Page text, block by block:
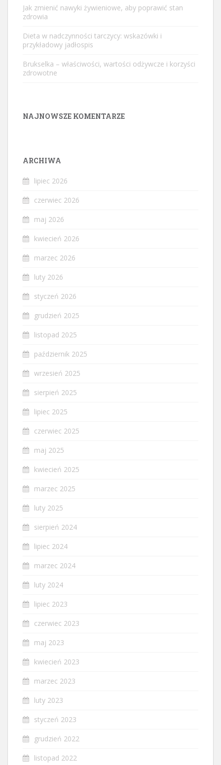
Jak zmienić nawyki żywieniowe, aby poprawić stan
zdrowia
Dieta w nadczynności tarczycy: wskazówki i
przykładowy jadłospis
Brukselka – właściwości, wartości odżywcze i korzyści
zdrowotne
NAJNOWSZE KOMENTARZE
ARCHIWA
lipiec 2026
czerwiec 2026
maj 2026
kwiecień 2026
marzec 2026
luty 2026
styczeń 2026
grudzień 2025
listopad 2025
październik 2025
wrzesień 2025
sierpień 2025
lipiec 2025
czerwiec 2025
maj 2025
kwiecień 2025
marzec 2025
luty 2025
sierpień 2024
lipiec 2024
marzec 2024
luty 2024
lipiec 2023
czerwiec 2023
maj 2023
kwiecień 2023
marzec 2023
luty 2023
styczeń 2023
grudzień 2022
listopad 2022